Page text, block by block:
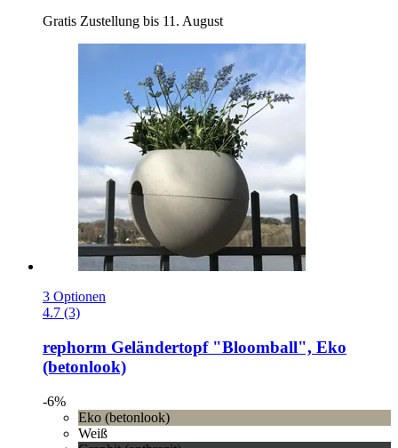
Gratis Zustellung bis 11. August
3 Optionen
4.7 (3)
rephorm Geländertopf "Bloomball", Eko
(betonlook)
-6%
Eko (betonlook)
Weiß